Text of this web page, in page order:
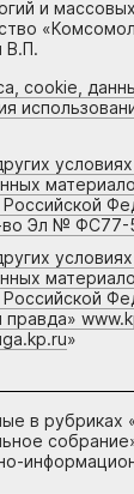
и
В.П.
cookie,
Эл № ФС77-
правда»
»
в рубриках